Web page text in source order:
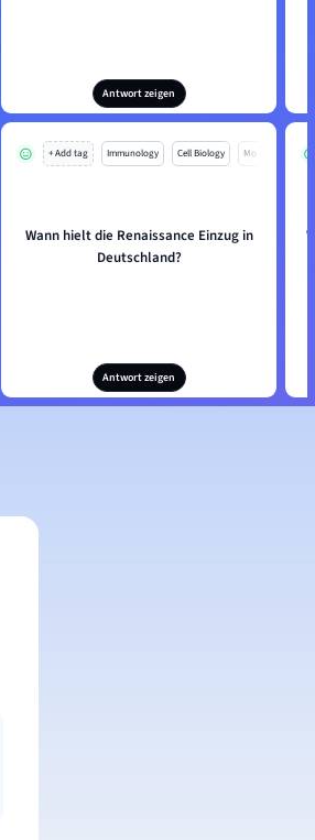
Antwort zeigen
+ Add tag Immunology Cell Biology Mo
Wann hielt die Renaissance Einzug in
Deutschland?
Antwort zeigen